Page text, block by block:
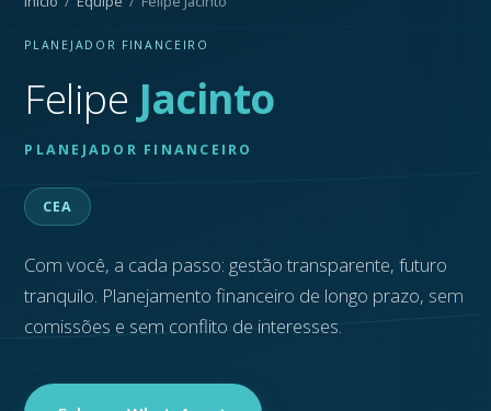
PLANEJADOR FINANCEIRO
Felipe Jacinto
PLANEJADOR FINANCEIRO
CEA
Com você, a cada passo: gestão transparente, futuro
tranquilo. Planejamento financeiro de longo prazo, sem
comissões e sem conflito de interesses.